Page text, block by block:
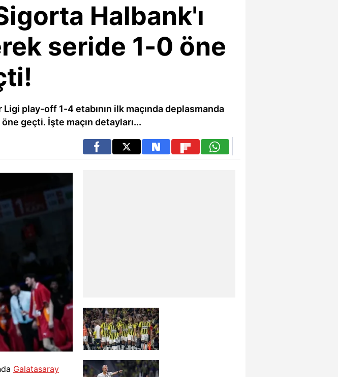
Halbank'ı
seride 1-0 öne
play-off 1-4 etabının ilk maçında deplasmanda
geçti. İşte maçın detayları...
Galatasaray